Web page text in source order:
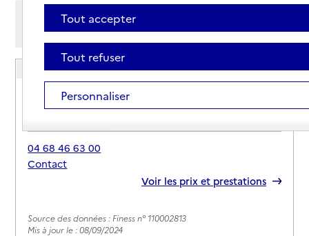
Afficher les résultats par:
Mode liste
Mode carte
EHPAD Résidence Laetitia
Adresse
Avenue Marcel Senty
11110-Coursan
04 68 46 63 00
Contact
Voir les prix et prestations
Source des données : Finess n° 110002813
Mis à jour le : 08/09/2024
Tout accepter
Tout refuser
Personnaliser